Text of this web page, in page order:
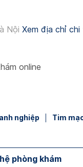
Nội Xem địa chỉ
online
nghiệp Tim
phòng khám